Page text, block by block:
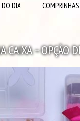
DO DIA COMPRINHAS
– OPÇÃO